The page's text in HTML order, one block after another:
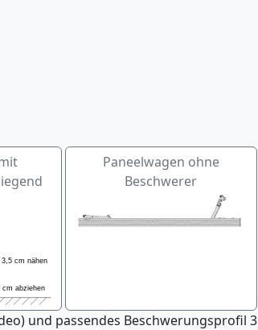
Paneelwagen ohne
Beschwerer
und passendes Beschwerungsprofil 3